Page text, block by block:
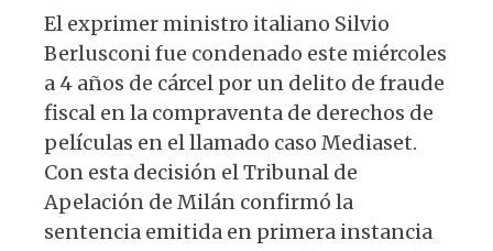
El exprimer ministro italiano Silvio
Berlusconi fue condenado este miércoles
a 4 años de cárcel por un delito de fraude
fiscal en la compraventa de derechos de
películas en el llamado caso Mediaset.
Con esta decisión el Tribunal de
Apelación de Milán confirmó la
sentencia emitida en primera instancia